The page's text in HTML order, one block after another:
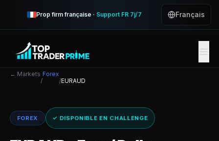
Prop firm française · Support FR 7j/7 Français
← Markets
/
Forex
/EURAUD
FOREX ✓ DISPONIBLE EN CHALLENGE